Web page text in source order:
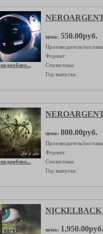
подробнее...
цена: 550.00руб.
Производитель/
Формат:
Стилистика:
Год выпуска:
подробнее...
цена: 800.00руб.
Производитель/
Формат:
Стилистика:
Год выпуска:
NICKELBACK
цена: 1,950.00руб.